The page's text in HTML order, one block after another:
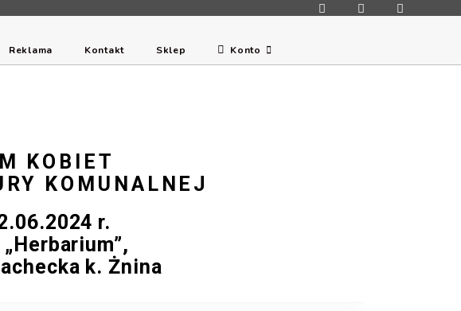
Reklama Kontakt Sklep Konto
KOBIET
KOMUNALNEJ
r.
k. Żnina